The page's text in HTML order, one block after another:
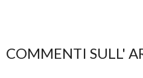
COMMENTI SULL'